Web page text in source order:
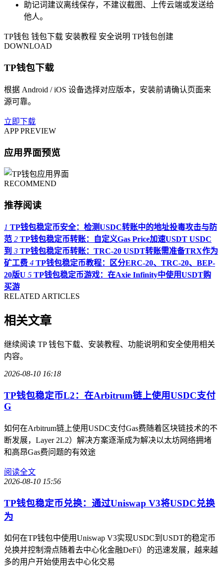
助记词建议离线保存，不建议截图、上传云端或发送给
他人。
TP钱包 钱包下载 安装教程 安全说明 TP钱包创建
DOWNLOAD
TP钱包下载
根据 Android / iOS 设备选择对应版本，安装前请确认页面来
源可靠。
立即下载
APP PREVIEW
应用界面预览
RECOMMEND
推荐阅读
1 TP钱包稳定币安全：检测USDC转账中的地址投毒攻击与防
范 2 TP钱包稳定币转账：自定义Gas Price加速USDT USDC
到 3 TP钱包稳定币转账：TRC-20 USDT转账需准备TRX作为
矿工费 4 TP钱包稳定币教程：区分ERC-20、TRC-20、BEP-
20版U 5 TP钱包稳定币游戏：在Axie Infinity中使用USDT购
买游
RELATED ARTICLES
相关文章
继续阅读 TP 钱包下载、安装教程、功能说明和安全使用相关
内容。
2026-08-10 16:18
TP钱包稳定币L2：在Arbitrum链上使用USDC支付
G
如何在Arbitrum链上使用USDC支付Gas费随着区块链技术的不
断发展，Layer 2L2）解决方案逐渐成为解决以太坊网络拥堵
和高昂Gas费问题的有效途
阅读全文
2026-08-10 15:56
TP钱包稳定币兑换：通过Uniswap V3将USDC兑换
为
如何在TP钱包中使用Uniswap V3实现USDC到USDT的稳定币
兑换并控制滑点随着去中心化金融DeFi）的迅速发展，越来越
多的用户开始使用去中心化交易